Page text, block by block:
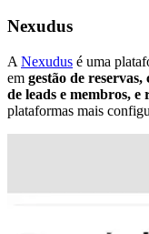
Nexudus
A Nexudus é uma
em gestão de
de leads e membros, e
plataformas mais